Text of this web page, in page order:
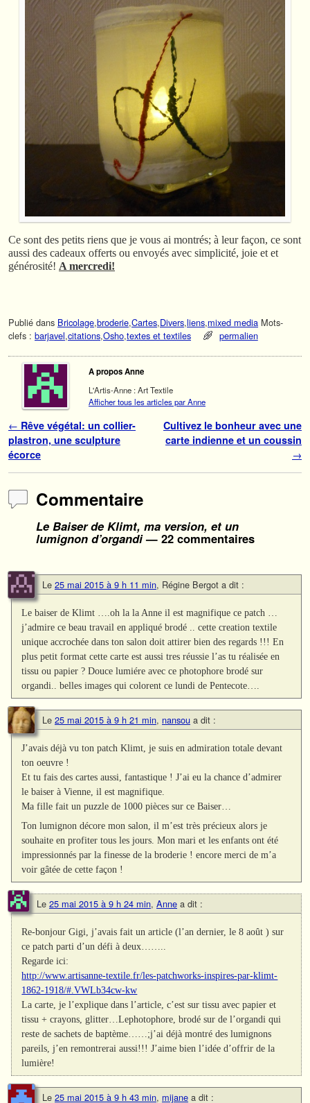
Ce sont des petits riens que je vous ai montrés; à leur façon, ce sont
aussi des cadeaux offerts ou envoyés avec simplicité, joie et et
générosité! A mercredi!
Publié dans Bricolage,broderie,Cartes,Divers,liens,mixed media Mots-
clefs : barjavel,citations,Osho,textes et textiles permalien
A propos Anne
L'Artis-Anne : Art Textile
Afficher tous les articles par Anne
Navigation des articles
← Rêve végétal: un collier-
plastron, une sculpture
écorce
Cultivez le bonheur avec une
carte indienne et un coussin
→
Commentaire
Le Baiser de Klimt, ma version, et un
lumignon d’organdi— 22 commentaires
Le 25 mai 2015 à 9 h 11 min, Régine Bergot a dit :
Le baiser de Klimt ….oh la la Anne il est magnifique ce patch …
j’admire ce beau travail en appliqué brodé .. cette creation textile
unique accrochée dans ton salon doit attirer bien des regards !!! En
plus petit format cette carte est aussi tres réussie l’as tu réalisée en
tissu ou papier ? Douce lumiére avec ce photophore brodé sur
organdi.. belles images qui colorent ce lundi de Pentecote….
Le 25 mai 2015 à 9 h 21 min, nansou a dit :
J’avais déjà vu ton patch Klimt, je suis en admiration totale devant
ton oeuvre !
Et tu fais des cartes aussi, fantastique ! J’ai eu la chance d’admirer
le baiser à Vienne, il est magnifique.
Ma fille fait un puzzle de 1000 pièces sur ce Baiser…
Ton lumignon décore mon salon, il m’est très précieux alors je
souhaite en profiter tous les jours. Mon mari et les enfants ont été
impressionnés par la finesse de la broderie ! encore merci de m’a
voir gâtée de cette façon !
Le 25 mai 2015 à 9 h 24 min, Anne a dit :
Re-bonjour Gigi, j’avais fait un article (l’an dernier, le 8 août ) sur
ce patch parti d’un défi à deux……..
Regarde ici:
http://www.artisanne-textile.fr/les-patchworks-inspires-par-klimt-
1862-1918/#.VWLb34cw-kw
La carte, je l’explique dans l’article, c’est sur tissu avec papier et
tissu + crayons, glitter…Lephotophore, brodé sur de l’organdi qui
reste de sachets de baptème……;j’ai déjà montré des lumignons
pareils, j’en remontrerai aussi!!! J’aime bien l’idée d’offrir de la
lumière!
Le 25 mai 2015 à 9 h 43 min, mijane a dit :